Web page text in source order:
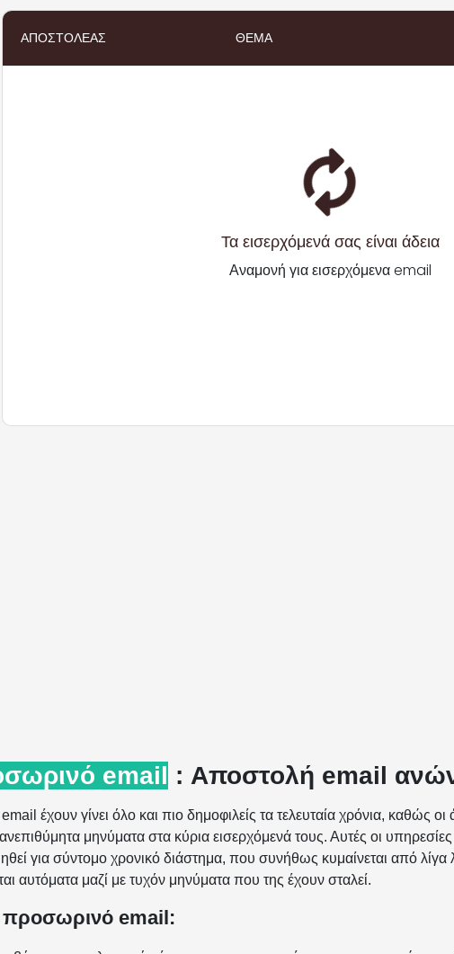
ΑΠΟΣΤΟΛΈΑΣ ΘΈΜΑ
Τα εισερχόμενά σας είναι άδεια
Αναμονή για εισερχόμενα email
email : Αποστολή email
έχουν γίνει όλο και πιο δημοφιλείς τα τελευταία χρόνια,
μηνύματα στα κύρια εισερχόμενά τους. Αυτές οι
για σύντομο χρονικό διάστημα, που συνήθως κυμαίνεται από λίγα
αυτόματα μαζί με τυχόν μηνύματα που της έχουν σταλεί.
προσωρινό email: